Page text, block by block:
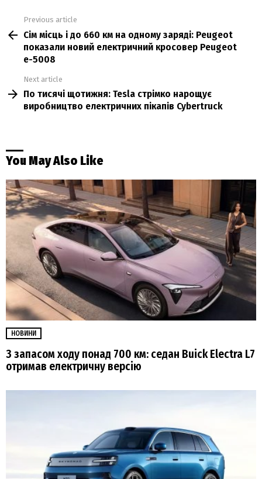
more
Previous article
Сім місць і до 660 км на одному заряді: Peugeot
показали новий електричний кросовер Peugeot
e-5008
Next article
По тисячі щотижня: Tesla стрімко нарощує
виробництво електричних пікапів Cybertruck
You May Also Like
НОВИНИ
З запасом ходу понад 700 км: седан Buick Electra L7
отримав електричну версію